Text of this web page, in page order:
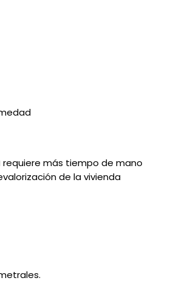
requiere más tiempo de mano
de la vivienda